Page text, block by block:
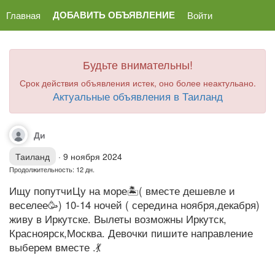
Главная ДОБАВИТЬ ОБЪЯВЛЕНИЕ Войти
Будьте внимательны!
Срок действия объявления истек, оно более неактульано.
Актуальные объявления в Таиланд
Ди
Таиланд
· 9 ноября 2024
Продолжительность: 12 дн.
Ищу попутчиЦу на море🏝( вместе дешевле и
веселее🥳) 10-14 ночей ( середина ноября,декабря)
живу в Иркутске. Вылеты возможны Иркутск,
Красноярск,Москва. Девочки пишите направление
выберем вместе .💃